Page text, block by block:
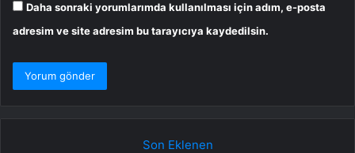
Daha sonraki yorumlarımda kullanılması için adım, e-posta
adresim ve site adresim bu tarayıcıya kaydedilsin.
Son Eklenen